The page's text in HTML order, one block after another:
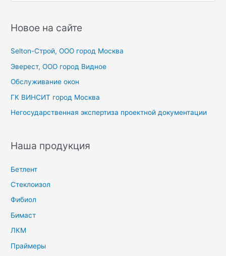
с
:
Новое на сайте
Selton-Строй, OOO город Москва
Эверест, ООО город Видное
Обслуживание окон
ГК ВИНСИТ город Москва
Негосударственная экспертиза проектной документации
Наша продукция
Бетлент
Стеклоизол
Фибиол
Бимаст
ЛКМ
Праймеры